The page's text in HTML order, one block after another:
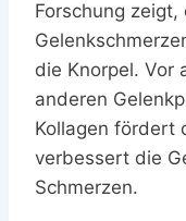
Forschung
die Knorpel. Vor
anderen
Kollagen fördert
verbessert die
Schmerzen.